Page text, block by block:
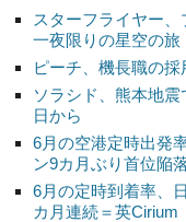
スターフライヤー
一夜限りの星空の旅
ピーチ、機長職の
ソラシド、熊本地
日から
6月の空港定時出発
ン9カ月ぶり首位陥
6月の定時到着率、
カ月連続＝英Cirium